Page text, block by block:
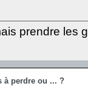
prendre les
à perdre ou ... ?